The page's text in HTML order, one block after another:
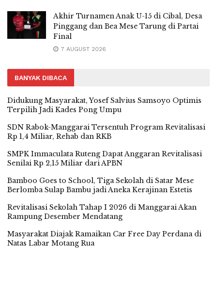
Akhir Turnamen Anak U-15 di Cibal, Desa
Pinggang dan Bea Mese Tarung di Partai
Final
7 AUGUST 2026
BANYAK DIBACA
Didukung Masyarakat, Yosef Salvius Samsoyo Optimis
Terpilih Jadi Kades Pong Umpu
SDN Rabok-Manggarai Tersentuh Program Revitalisasi
Rp 1,4 Miliar, Rehab dan RKB
SMPK Immaculata Ruteng Dapat Anggaran Revitalisasi
Senilai Rp 2,15 Miliar dari APBN
Bamboo Goes to School, Tiga Sekolah di Satar Mese
Berlomba Sulap Bambu jadi Aneka Kerajinan Estetis
Revitalisasi Sekolah Tahap I 2026 di Manggarai Akan
Rampung Desember Mendatang
Masyarakat Diajak Ramaikan Car Free Day Perdana di
Natas Labar Motang Rua